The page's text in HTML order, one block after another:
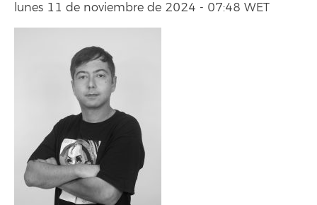
lunes 11 de noviembre de 2024 - 07:48 WET